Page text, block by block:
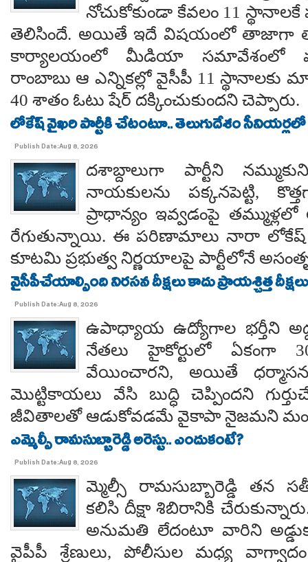
నోచుకోకుండా కేవలం 11
తెలిసిందే. అయితే ఇదే విషయంలో తాజాగా
కార్యాలయంలో మీడియా సమావేశంలో
రాంబాబు ఆ ఎన్నికల్లో వైసీపీ 11
40 శాతం ఓటు షేర్ దక్కించుకుందని చెప్పారు.
లోకేష్ వైఖరి పార్టీకి చేటంటూ.. తెలుగుదేశం సీనియర్లలో
Publish Date:Aug 8, 2026
దశాబ్దాలుగా పార్టీని
నాయకులను పక్కనపెట్టి,
ప్రాధాన్యం ఇవ్వడంపై తమ్ముళ్లలో
రేగుతున్నాయి. ఈ పరిణామాలు నారా లోకేష్
కూటమి ప్రభుత్వ నిర్ణయాలపై పార్టీలోనే
వైసీపీచేయాల్సింది నిరసన దీక్షలు కాదు ప్రాయశ్చిత్త
Publish Date:Aug 8, 2026
ఉపాధ్యాయ ఉద్యోగాల భర్తీని
నేతలు హైకోర్టులో ఏకంగా
వేయించారని, అయితే
మొట్టికాయలు వేసి బుద్ధి చెప్పిందని
జీవితాలతో ఆడుకోవడమే వైకాపా నైజమని
ఎమ్మెల్సీ రామసుబ్బారెడ్డి అరెస్టు.. ఎందుకంటే?
Publish Date:Aug 8, 2026
మ్మెల్సీ రామసుబ్బారెడ్డి తన
కలిసి దీక్షా శిబిరానికి
అనుమతి లేదంటూ వారిని
వైపీపీ శ్రేణులు, పోలీసుల మధ్య వాగ్వాదం